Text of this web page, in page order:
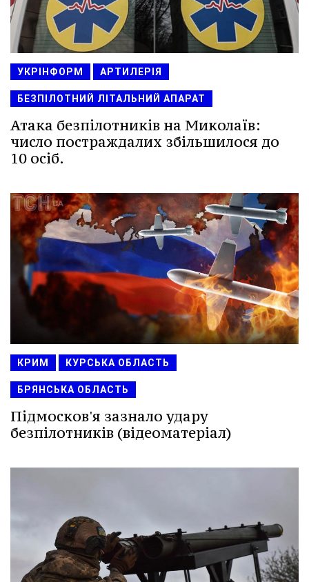
УКРІНФОРМ АРТИЛЕРІЯ
БЕЗПІЛОТНИЙ ЛІТАЛЬНИЙ АПАРАТ
Атака безпілотників на Миколаїв:
число постраждалих збільшилося до
10 осіб.
КРИМ КУРСЬКА ОБЛАСТЬ
БРЯНСЬКА ОБЛАСТЬ
Підмосков'я зазнало удару
безпілотників (відеоматеріал)